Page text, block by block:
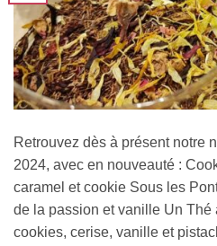
Retrouvez dès à présent notre
2024, avec en nouveauté :
caramel et cookie Sous les
de la passion et vanille Un Thé
cookies, cerise, vanille et